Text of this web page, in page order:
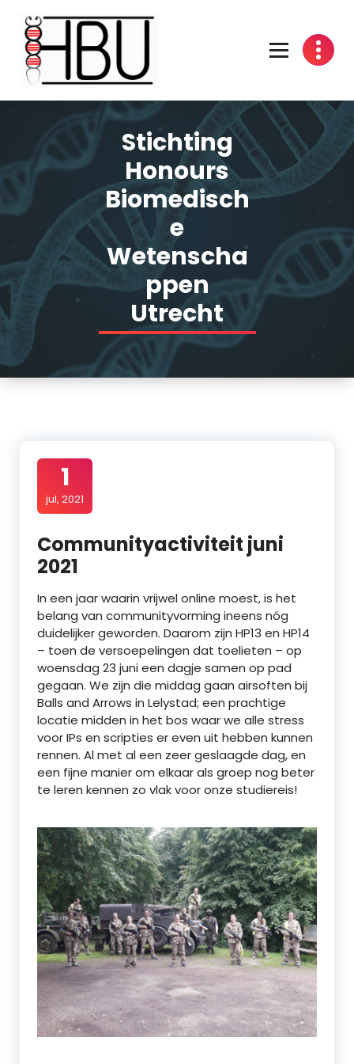
naar
inhoud
Stichting
Honours
Biomedisch
e
Wetenscha
ppen
Utrecht
1
jul, 2021
Communityactiviteit juni
2021
In een jaar waarin vrijwel online moest, is het
belang van communityvorming ineens nóg
duidelijker geworden. Daarom zijn HP13 en HP14
– toen de versoepelingen dat toelieten – op
woensdag 23 juni een dagje samen op pad
gegaan. We zijn die middag gaan airsoften bij
Balls and Arrows in Lelystad; een prachtige
locatie midden in het bos waar we alle stress
voor IPs en scripties er even uit hebben kunnen
rennen. Al met al een zeer geslaagde dag, en
een fijne manier om elkaar als groep nog beter
te leren kennen zo vlak voor onze studiereis!